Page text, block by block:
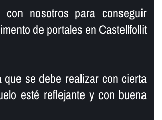
nosotros para conseguir
de portales en Castellfollit
se debe realizar con cierta
esté reflejante y con buena